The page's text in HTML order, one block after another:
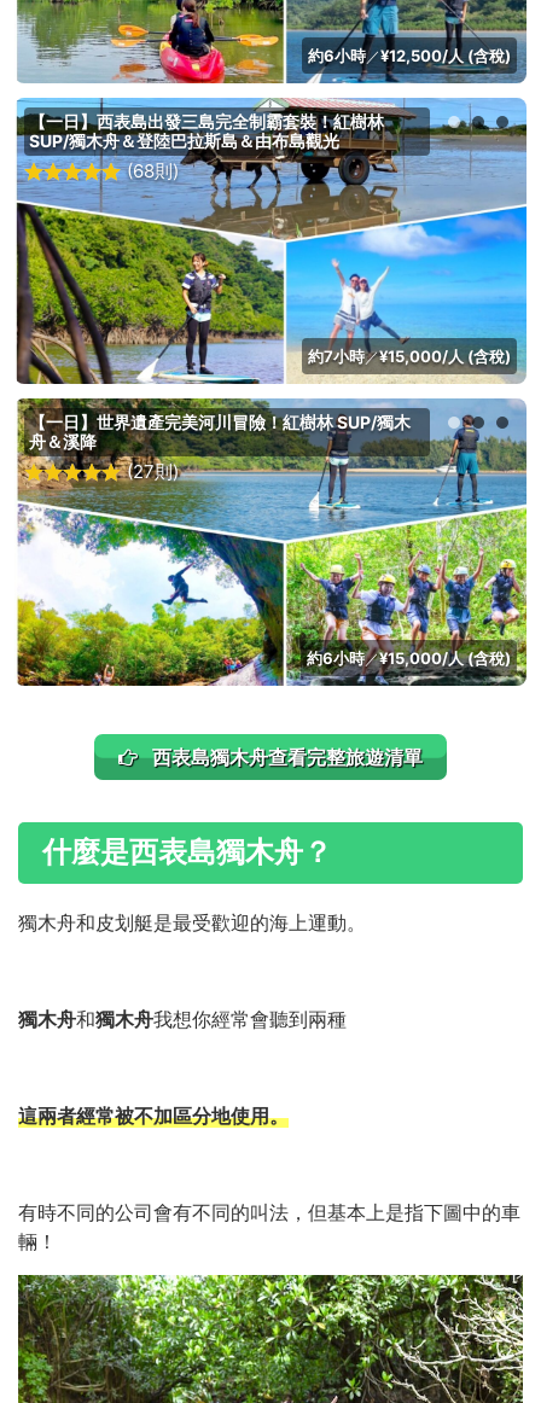
約6小時／¥12,500/人 (含稅)
【一日】西表島出發三島完全制霸套裝！紅樹林
SUP/獨木舟＆登陸巴拉斯島＆由布島觀光
(68則)
約7小時／¥15,000/人 (含稅)
【一日】世界遺產完美河川冒險！紅樹林 SUP/獨木
舟＆溪降
(27則)
約6小時／¥15,000/人 (含稅)
西表島獨木舟查看完整旅遊清單
什麼是西表島獨木舟？
獨木舟和皮划艇是最受歡迎的海上運動。
獨木舟和獨木舟我想你經常會聽到兩種
這兩者經常被不加區分地使用。
有時不同的公司會有不同的叫法，但基本上是指下圖中的車
輛！